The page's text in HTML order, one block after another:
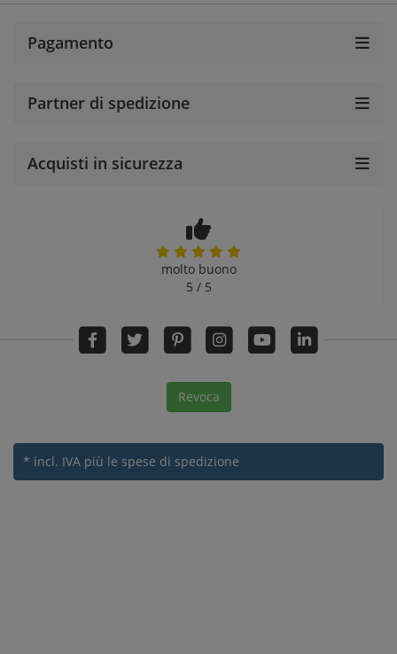
Pagamento
Partner di spedizione
Acquisti in sicurezza
molto buono
5 / 5
Revoca
* incl. IVA più le spese di spedizione